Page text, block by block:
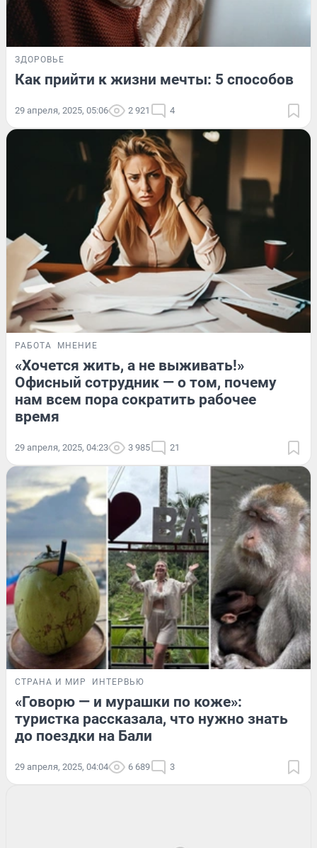
ЗДОРОВЬЕ
Как прийти к жизни мечты: 5 способов
29 апреля, 2025, 05:06 2 921 4
РАБОТА МНЕНИЕ
«Хочется жить, а не выживать!»
Офисный сотрудник — о том, почему
нам всем пора сократить рабочее
время
29 апреля, 2025, 04:23 3 985 21
СТРАНА И МИР ИНТЕРВЬЮ
«Говорю — и мурашки по коже»:
туристка рассказала, что нужно знать
до поездки на Бали
29 апреля, 2025, 04:04 6 689 3